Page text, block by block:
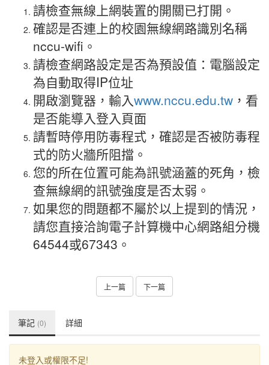
請檢查無線上網裝置的開關已打開。
確認是否連上的校園無線網路識別名稱
nccu-wifi。
請檢查網路設定是否為預設值：電腦設定
為自動取得IP位址
開啟瀏覽器，輸入www.nccu.edu.tw ，看
是否能導入登入頁面
請暫時停用防毒程式，確認是否被防毒程
式的防火牆所阻擋。
您的所在位置可能為訊號涵蓋的死角，檢
查無線網的訊號強度是否太弱。
如果您的問題都不屬於以上提到的情況，
請您直接洽詢電子計算機中心網路組分機
64544或67343。
上一篇 下一篇
筆記 (0) 詳細
未登入或權限不足!